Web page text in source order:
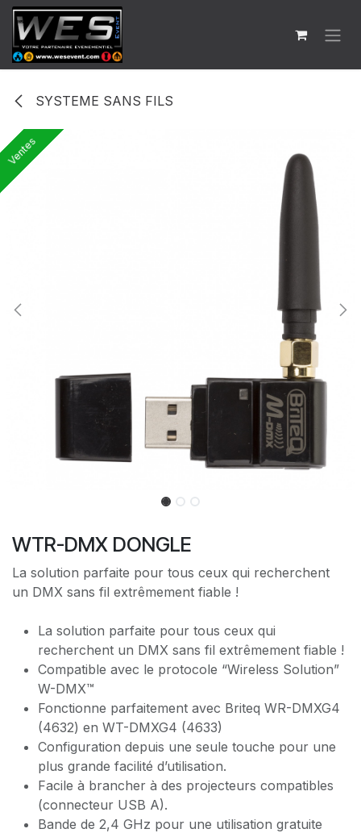
Se rendre au contenu
SYSTEME SANS FILS
Ventes
Ventes
WTR-DMX DONGLE
La solution parfaite pour tous ceux qui recherchent
un DMX sans fil extrêmement fiable !
La solution parfaite pour tous ceux qui
recherchent un DMX sans fil extrêmement fiable !
Compatible avec le protocole “Wireless Solution”
W-DMX™
Fonctionne parfaitement avec Briteq WR-DMXG4
(4632) en WT-DMXG4 (4633)
Configuration depuis une seule touche pour une
plus grande facilité d’utilisation.
Facile à brancher à des projecteurs compatibles
(connecteur USB A).
Bande de 2,4 GHz pour une utilisation gratuite